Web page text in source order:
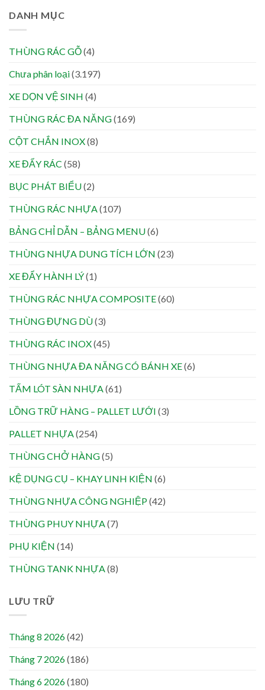
DANH MỤC
THÙNG RÁC GỖ(4)
Chưa phân loại(3.197)
XE DỌN VỆ SINH (4)
THÙNG RÁC ĐA NĂNG(169)
CỘT CHẮN INOX(8)
XE ĐẨY RÁC (58)
BỤC PHÁT BIỂU(2)
THÙNG RÁC NHỰA (107)
BẢNG CHỈ DẪN – BẢNG MENU(6)
THÙNG NHỰA DUNG TÍCH LỚN (23)
XE ĐẨY HÀNH LÝ(1)
THÙNG RÁC NHỰA COMPOSITE(60)
THÙNG ĐỰNG DÙ(3)
THÙNG RÁC INOX(45)
THÙNG NHỰA ĐA NĂNG CÓ BÁNH XE(6)
TẤM LÓT SÀN NHỰA (61)
LỒNG TRỮ HÀNG – PALLET LƯỚI (3)
PALLET NHỰA (254)
THÙNG CHỞ HÀNG(5)
KỆ DỤNG CỤ – KHAY LINH KIỆN (6)
THÙNG NHỰA CÔNG NGHIỆP(42)
THÙNG PHUY NHỰA (7)
PHỤ KIỆN (14)
THÙNG TANK NHỰA (8)
LƯU TRỮ
Tháng 8 2026(42)
Tháng 7 2026(186)
Tháng 6 2026(180)